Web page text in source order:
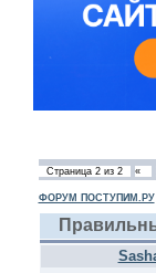
Страница 2из 2 «
ФОРУМ ПОСТУПИМ.РУ